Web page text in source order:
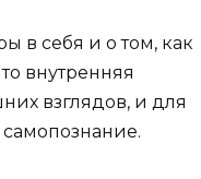
в себя и о том, как
внутренняя
взглядов, и для